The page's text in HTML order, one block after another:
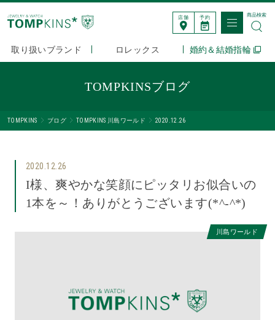
店舗 予約
取り扱いブランド ロレックス 婚約＆結婚指輪
商品検索
TOMPKINSブログ
TOMPKINS ブログ TOMPKINS 川島ワールド 2020.12.26
2020.12.26
I様、爽やかな笑顔にピッタリお似合いの
1本を～！ありがとうございます(*^-^*)
川島ワールド